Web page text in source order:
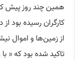
کارگران رسیده بود
از زمین‌ها و اموال
تاکید شده بود که «